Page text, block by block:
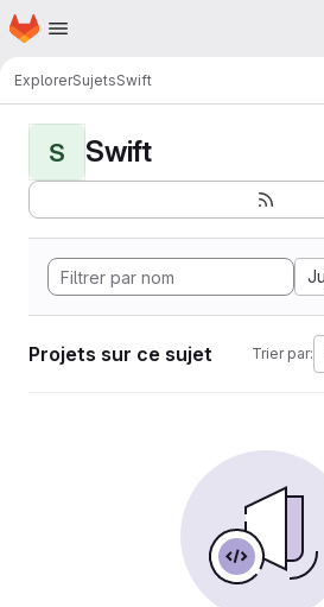
Passer au contenu principal
Page d'accueil
ExplorerSujetsSwift
S Swift
Projets sur ce sujet Trier par: